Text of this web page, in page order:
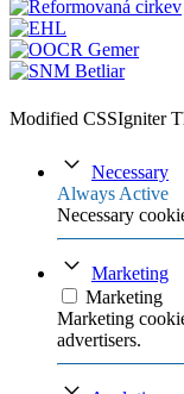
Modified CSSIgniter
Necessary
Always Active
Necessary
Marketing
Marketing
Marketing
advertisers.